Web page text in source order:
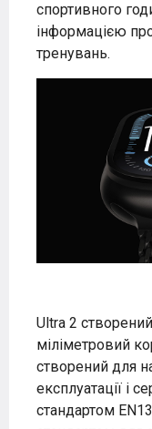
спортивного
інформацією
тренувань.
Ultra 2
міліметровий
створений для
експлуатації і
стандартом